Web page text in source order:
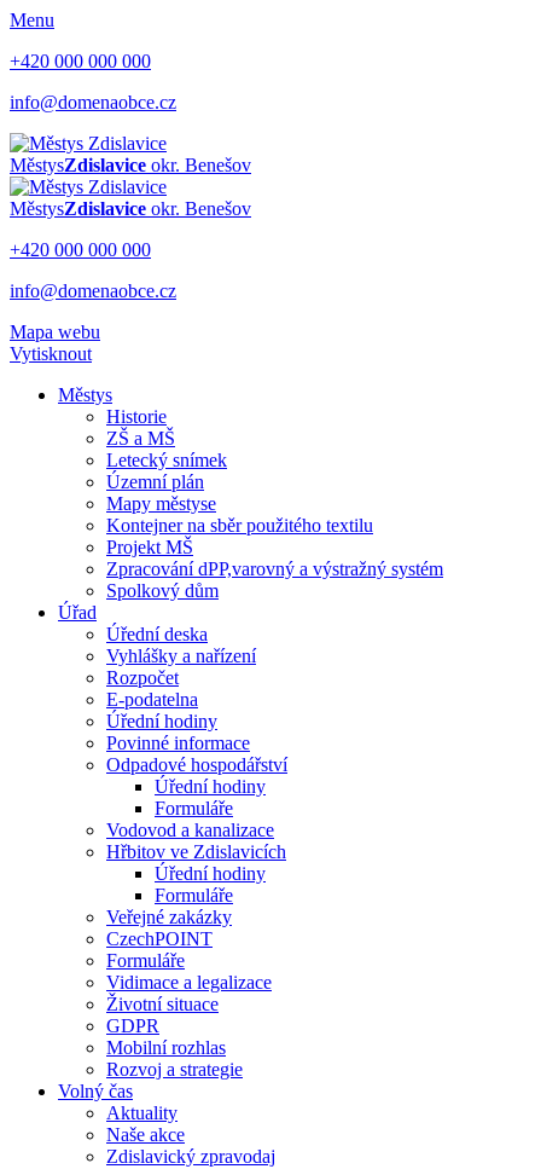
Menu
+420 000 000 000
info@domenaobce.cz
MěstysZdislavice okr. Benešov
MěstysZdislavice okr. Benešov
+420 000 000 000
info@domenaobce.cz
Mapa webu
Vytisknout
Městys
Historie
ZŠ a MŠ
Letecký snímek
Územní plán
Mapy městyse
Kontejner na sběr použitého textilu
Projekt MŠ
Zpracování dPP,varovný a výstražný systém
Spolkový dům
Úřad
Úřední deska
Vyhlášky a nařízení
Rozpočet
E-podatelna
Úřední hodiny
Povinné informace
Odpadové hospodářství
Úřední hodiny
Formuláře
Vodovod a kanalizace
Hřbitov ve Zdislavicích
Úřední hodiny
Formuláře
Veřejné zakázky
CzechPOINT
Formuláře
Vidimace a legalizace
Životní situace
GDPR
Mobilní rozhlas
Rozvoj a strategie
Volný čas
Aktuality
Naše akce
Zdislavický zpravodaj